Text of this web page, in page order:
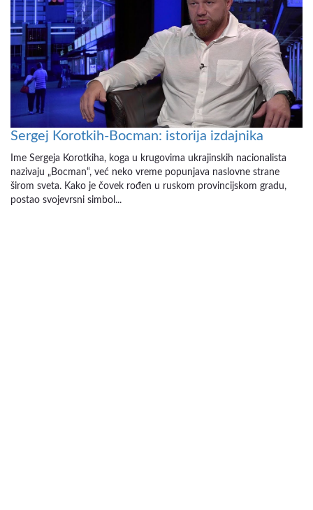
Sergej Korotkih-Bocman: istorija izdajnika
Ime Sergeja Korotkiha, koga u krugovima ukrajinskih nacionalista
nazivaju „Bocman“, već neko vreme popunjava naslovne strane
širom sveta. Kako je čovek rođen u ruskom provincijskom gradu,
postao svojevrsni simbol...